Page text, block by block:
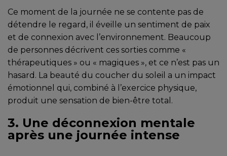
Ce moment de la journée ne se contente pas de
détendre le regard, il éveille un sentiment de paix
et de connexion avec l’environnement. Beaucoup
de personnes décrivent ces sorties comme «
thérapeutiques » ou « magiques », et ce n’est pas un
hasard. La beauté du coucher du soleil a un impact
émotionnel qui, combiné à l’exercice physique,
produit une sensation de bien-être total.
3. Une déconnexion mentale
après une journée intense